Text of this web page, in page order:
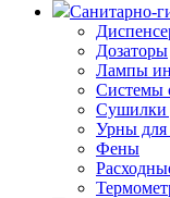
Санитарно-
Дозаторы
Лампы
Системы
Сушилки
Урны для
Фены